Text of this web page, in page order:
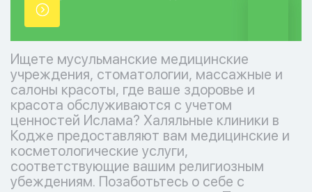
точки.
Ищете мусульманские медицинские
учреждения, стоматологии, массажные и
салоны красоты, где ваше здоровье и
красота обслуживаются с учетом
ценностей Ислама? Халяльные клиники в
Кодже предоставляют вам медицинские и
косметологические услуги,
соответствующие вашим религиозным
убеждениям. Позаботьтесь о себе с